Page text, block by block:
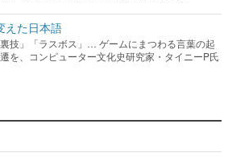
えた日本語
裏技」「ラスボス」… ゲームにまつわる言葉の起
を、コンピューター文化史研究家・タイニーP氏